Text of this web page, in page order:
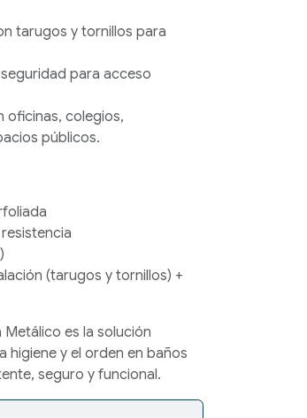
tarugos y tornillos para
para acceso
oficinas, colegios,
públicos.
(tarugos y tornillos) +
Metálico es la solución
higiene y el orden en baños
seguro y funcional.